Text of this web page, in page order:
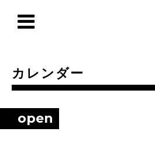
カレンダー
open